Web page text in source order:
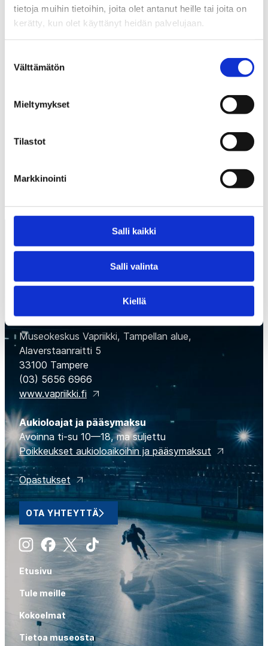
tietoja muihin tietoihin, joita olet antanut heille tai joita on
kerätty, kun olet käyttänyt heidän palvelujaan.
valinta
Välttämätön
Mieltymykset
Tilastot
Markkinointi
Salli kaikki
Salli valinta
Kiellä
Valmentajan tehtäviä Tamminen hoiti pelaamisen
Kansainvälisillä kentillä Tamminen on luotsannut
Suomen naisleijonien lisäksi Sveitsin ja Ranskan
tunnettu lempinimensä ”Aurinkokuningas”.
SEURAAVA
Museokeskus Vapriikki, Tampellan alue,
Alaverstaanraitti 5
33100 Tampere
(03) 5656 6966
www.vapriikki.fi
Aukioloajat ja pääsymaksu
Avoinna ti-su 10—18, ma suljettu
Poikkeukset aukioloaikoihin ja pääsymaksut
Opastukset
OTA YHTEYTTÄ
InstagramFacebook
X Tiktok
Etusivu
Tule meille
Kokoelmat
Tietoa museosta